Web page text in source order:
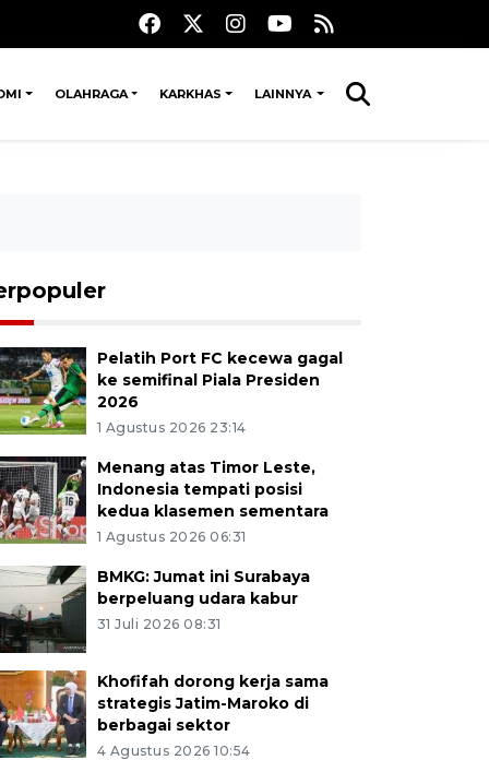
OLAHRAGA KARKHAS LAINNYA
Pelatih Port FC kecewa gagal
ke semifinal Piala Presiden
2026
1 Agustus 2026 23:14
Menang atas Timor Leste,
Indonesia tempati posisi
kedua klasemen sementara
1 Agustus 2026 06:31
BMKG: Jumat ini Surabaya
berpeluang udara kabur
31 Juli 2026 08:31
Khofifah dorong kerja sama
strategis Jatim-Maroko di
berbagai sektor
4 Agustus 2026 10:54